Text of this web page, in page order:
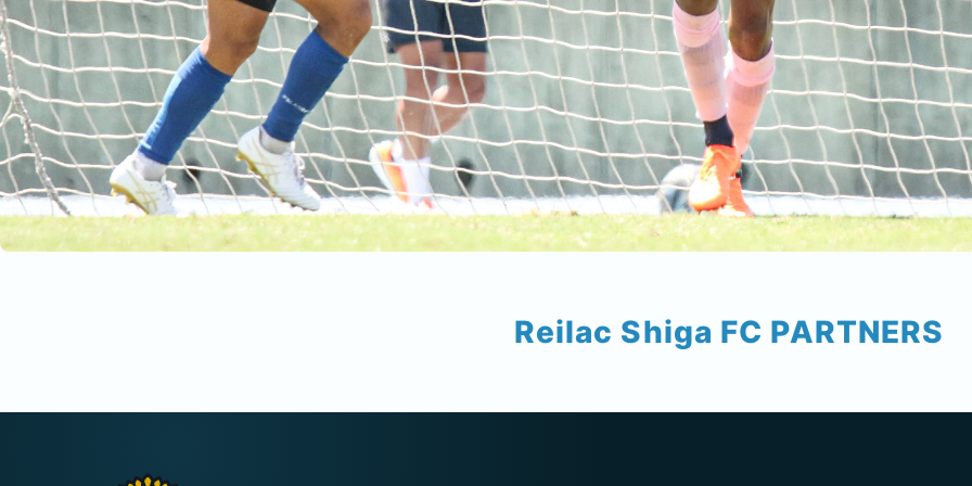
Reilac Shiga FC PARTNERS